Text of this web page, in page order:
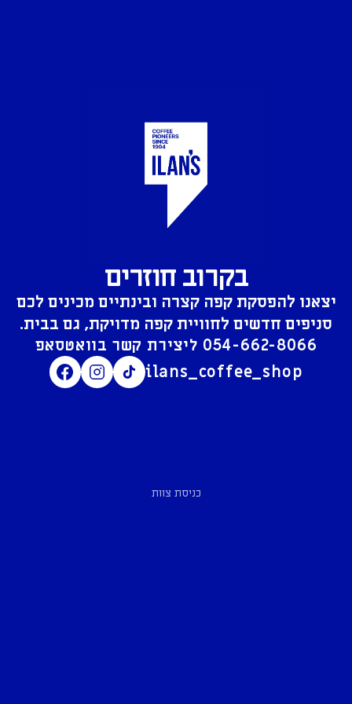
בקרוב חוזרים
יצאנו להפסקת קפה קצרה ובינתיים מכינים לכם
סניפים חדשים לחוויית קפה מדויקת, גם בבית.
054-662-8066
ilans_coffee_shop
כניסת צוות